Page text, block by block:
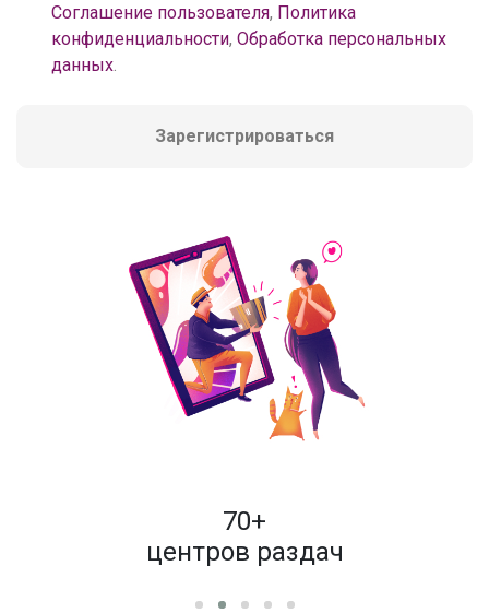
Соглашение пользователя, Политика
конфиденциальности, Обработка персональных
данных
Зарегистрироваться
70+
центров раздач